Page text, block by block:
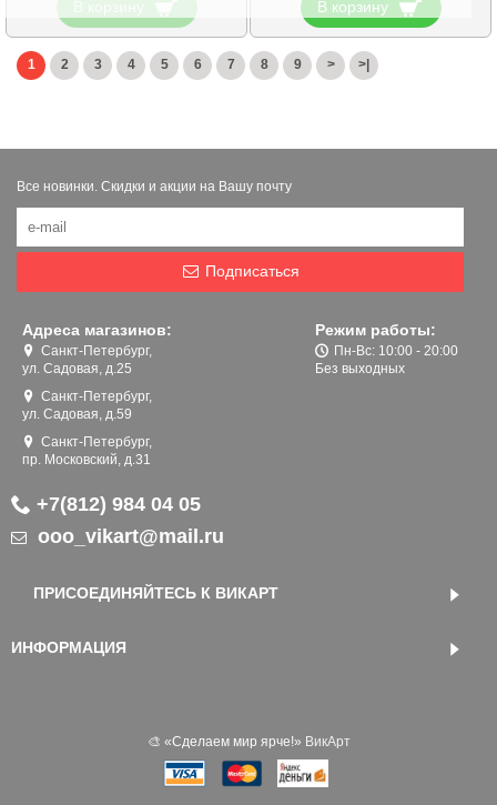
В корзину
1 2 3 4 5 6 7 8 9 > >|
Все новинки. Скидки и акции на Вашу почту
Подписаться
Адреса магазинов:
Санкт-Петербург,
ул. Садовая, д.25
Санкт-Петербург,
ул. Садовая, д.59
Санкт-Петербург,
пр. Московский, д.31
Режим работы:
Пн-Вс: 10:00 - 20:00
Без выходных
+7(812) 984 04 05
ooo_vikart@mail.ru
ПРИСОЕДИНЯЙТЕСЬ К ВИКАРТ
ИНФОРМАЦИЯ
🎨 «‎Сделаем мир ярче!» ВикАрт